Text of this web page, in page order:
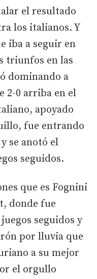
el resultado
los italianos. Y
iba a seguir en
triunfos en las
dominando a
2-0 arriba en el
apoyado
fue entrando
se anotó el
seguidos.
que es Fognini
donde fue
seguidos y
por lluvia que
a su mejor
el orgullo